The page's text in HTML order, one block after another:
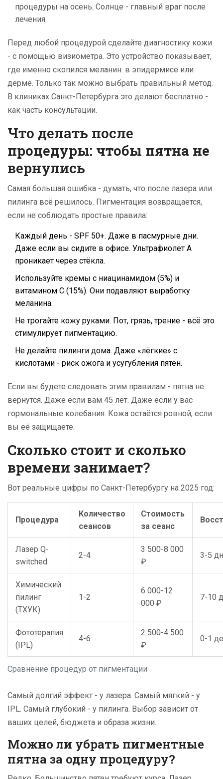
процедуры на осень. Солнце - главный враг после
лечения.
Перед любой процедурой сделайте диагностику кожи
- с помощью визиометра. Это устройство показывает,
где именно скопился меланин: в эпидермисе или
дерме. Только так можно выбрать правильный метод.
В клиниках Санкт-Петербурга это делают бесплатно -
как часть консультации.
Что делать после
процедуры: чтобы пятна не
вернулись
Самая большая ошибка - думать, что после лазера или
пилинга всё решилось. Пигментация возвращается,
если не соблюдать простые правила:
Каждый день - SPF 50+. Даже в пасмурные дни.
Даже если вы сидите в офисе. Ультрафиолет А
проникает через стёкла.
Используйте кремы с ниацинамидом (5%) и
витамином С (15%). Они подавляют выработку
меланина.
Не трогайте кожу руками. Пот, грязь, трение - всё это
стимулирует пигментацию.
Не делайте пилинги дома. Даже «лёгкие» с
кислотами - риск ожога и усугубления пятен.
Если вы будете следовать этим правилам - пятна не
вернутся. Даже если вам 45 лет. Даже если у вас
гормональные колебания. Кожа остаётся ровной, если
вы её защищаете.
Сколько стоит и сколько
времени занимает?
Вот реальные цифры по Санкт-Петербургу на 2025 год:
Сравнение процедур от пигментации
Процедура
Количество
сеансов
Стоимость
за сеанс
Лазер Q-
switched
2-4
3 500-8 000
₽
3-5
Химический
пилинг
(ТХУК)
1-2
6 000-12
000 ₽
7-10
Фототерапия
(IPL)
4-6
2 500-4 500
₽
0-1
Самый долгий эффект - у лазера. Самый мягкий - у
IPL. Самый глубокий - у пилинга. Выбор зависит от
ваших целей, бюджета и образа жизни.
Можно ли убрать пигментные
пятна за одну процедуру?